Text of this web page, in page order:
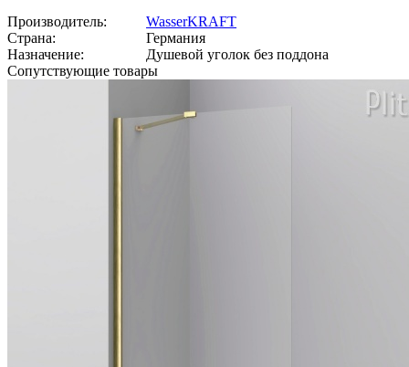
Производитель:
WasserKRAFT
Страна:
Германия
Назначение:
Душевой уголок без поддона
Сопутствующие товары